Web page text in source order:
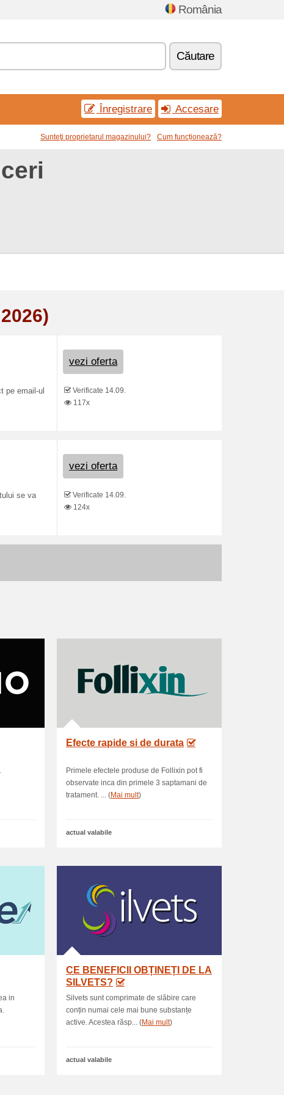
România
Căutare
Înregistrare Accesare
Sunteţi proprietarul magazinului? Cum funcționează?
pe email-ul
vezi oferta
Verificate 14.09.
117x
se va
vezi oferta
Verificate 14.09.
124x
Efecte rapide si de durata
Primele efectele produse de Follixin pot fi
observate inca din primele 3 saptamani de
tratament. ... (Mai mult)
actual valabile
in
CE BENEFICII OBȚINEȚI DE LA
SILVETS?
Silvets sunt comprimate de slăbire care
conțin numai cele mai bune substanțe
active. Acestea răsp... (Mai mult)
actual valabile